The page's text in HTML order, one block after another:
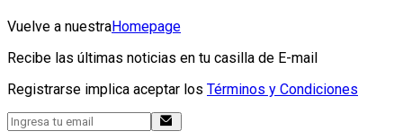
Vuelve a nuestraHomepage
Recibe las últimas noticias en tu casilla de E-mail
Registrarse implica aceptar los Términos y Condiciones